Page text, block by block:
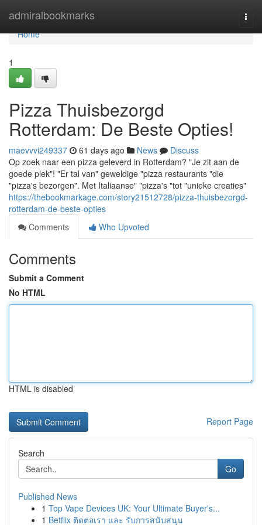
admiralbookmarks
Home
Home
1
Pizza Thuisbezorgd
Rotterdam: De Beste Opties!
maevvvi249337 61 days ago News
Discuss
Op zoek naar een pizza geleverd in Rotterdam? "Je zit aan de
goede plek"! "Er tal van" geweldige "pizza restaurants "die
"pizza's bezorgen". Met Italiaanse" "pizza's "tot "unieke creaties"
https://thebookmarkage.com/story21512728/pizza-thuisbezorgd-
rotterdam-de-beste-opties
Comments
Who Upvoted
Comments
Submit a Comment
No HTML
HTML is disabled
Report Page
Search
Go
Published News
1 Top Vape Devices UK: Your Ultimate Buyer's...
1 Betflix ติดต่อเรา และ รับการสนับสนุน